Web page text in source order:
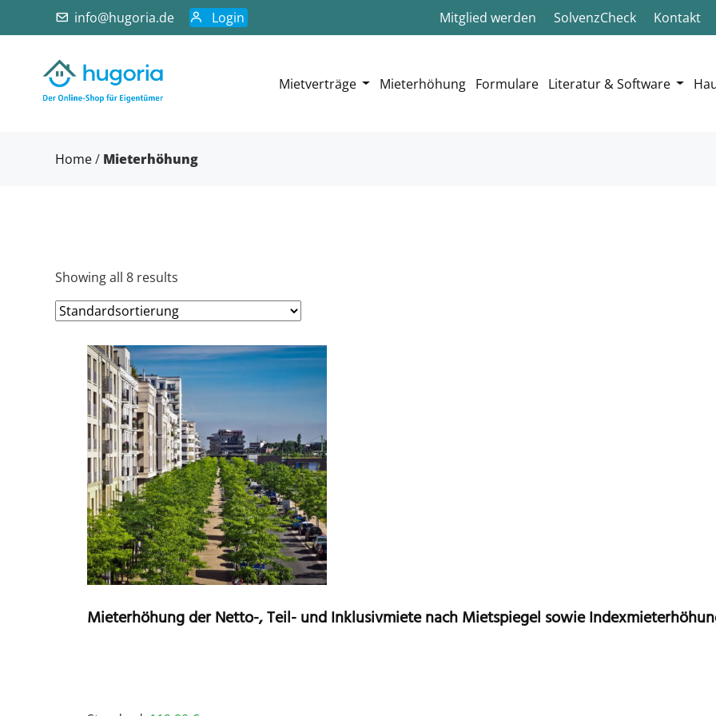
info@hugoria.de Login Mitglied werden SolvenzCheck Kontakt
Mietverträge Mieterhöhung Formulare Literatur & Software
Home/ Mieterhöhung
Showing all 8 results
Mieterhöhung der Netto-, Teil- und Inklusivmiete nach Mietspiegel sowie